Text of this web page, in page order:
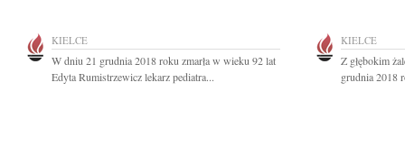
KIELCE
W dniu 21 grudnia 2018 roku zmarła w wieku 92 lat
Edyta Rumistrzewicz lekarz pediatra...
KIELCE
Z głębokim
grudnia 2018